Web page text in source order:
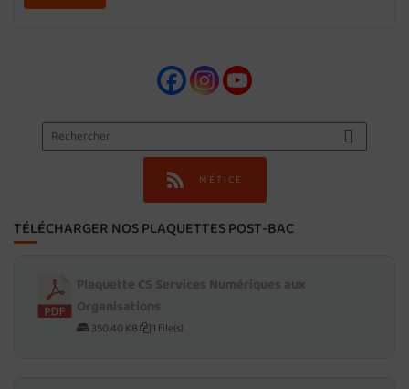
MÉTICE
TÉLÉCHARGER NOS PLAQUETTES POST-BAC
350.40 KB 1 file(s)